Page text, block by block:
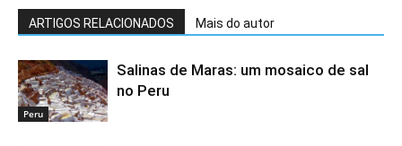
ARTIGOS RELACIONADOS Mais do autor
Peru
Salinas de Maras: um mosaico de sal
no Peru